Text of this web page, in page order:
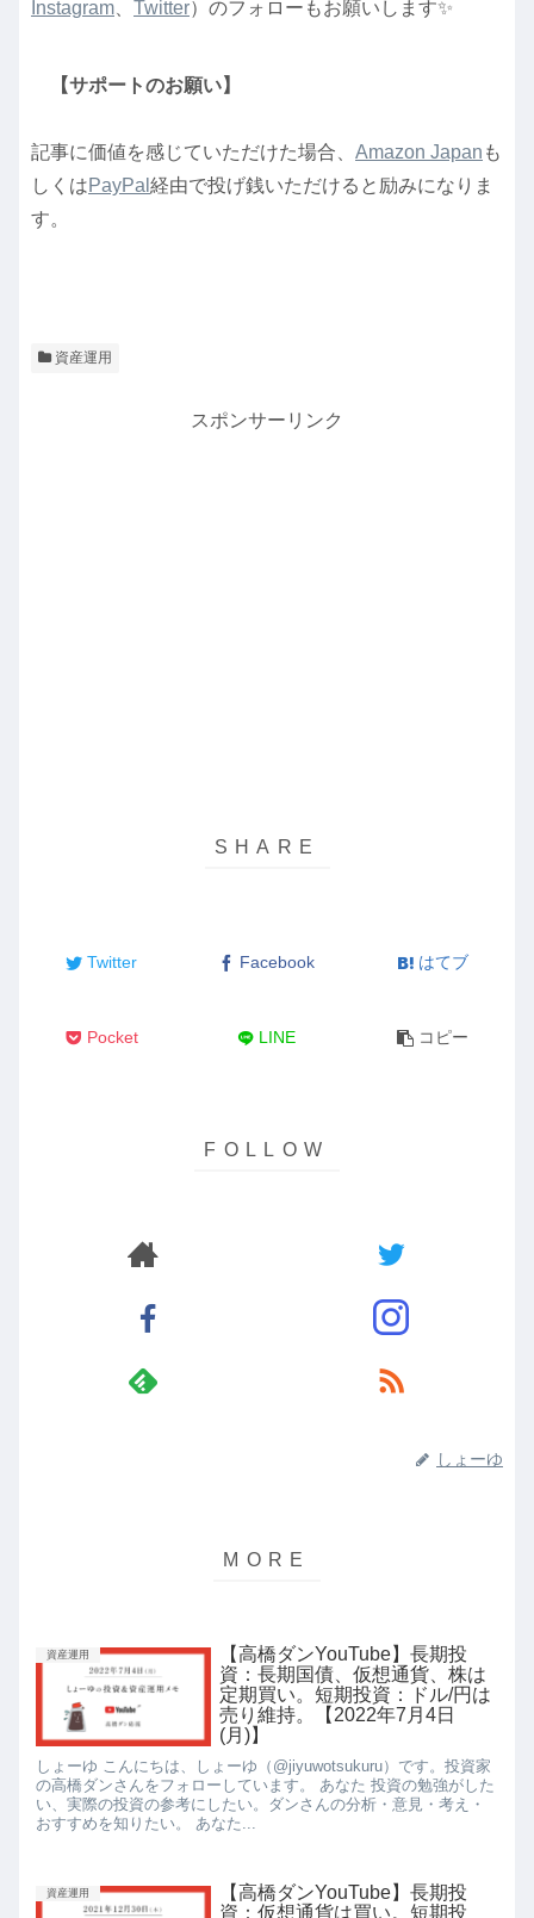
Instagram
Twitter）のフォローもお願いします✨
【サポートのお願い】
記事に価値を感じていただけた場合、 Amazon Japan も
しくはPayPal 経由で投げ銭いただけると励みになりま
す。
資産運用
スポンサーリンク
Twitter Facebook はてブ
Pocket LINE コピー
しょーゆ
資産運用
【高橋ダンYouTube】長期投
資：長期国債、仮想通貨、株は
定期買い。短期投資：ドル/円は
売り維持。【2022年7月4日
(月)】
しょーゆ こんにちは、しょーゆ（@jiyuwotsukuru）です。投資家
の高橋ダンさんをフォローしています。 あなた 投資の勉強がした
い、実際の投資の参考にしたい。ダンさんの分析・意見・考え・
おすすめを知りたい。 あなた...
資産運用
【高橋ダンYouTube】長期投
資：仮想通貨は買い。短期投